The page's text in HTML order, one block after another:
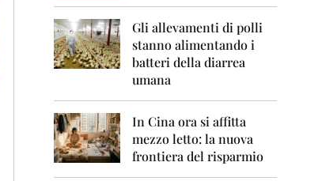
Gli allevamenti di polli
stanno alimentando i
batteri della diarrea
umana
In Cina ora si affitta
mezzo letto: la nuova
frontiera del risparmio